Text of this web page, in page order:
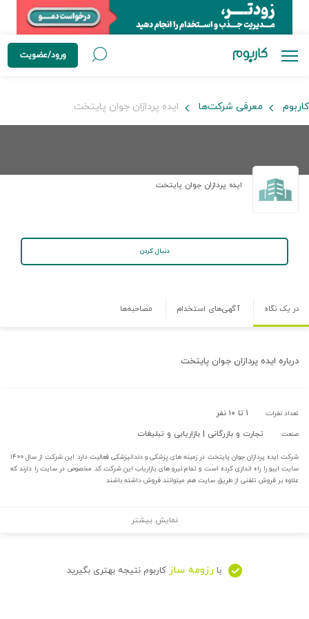
ورود/عضویت
کاربوم معرفی شرکت‌ها ایده پردازان جوان پایتخت
ایده پردازان جوان پایتخت
دنبال کردن
در یک نگاه آگهی‌های استخدام مصاحبه‌ها
درباره ایده پردازان جوان پایتخت
تعداد نفرات: ۱ تا ۱۰ نفر
صنعت: تجارت و بازرگانی | بازاریابی و تبلیغات
شرکت ایده پردازان جوان پایتخت در زمینه های پزشکی و دندانپزشکی فعالیت دارد این شرکت از سال ۱۴۰۰
سایت ایبو را راه اندازی کرده است و تمام نیرو های بازاریاب این شرکت کد مخصوص در سایت را دارند که
علاوه بر فروش تلفنی از طریق سایت هم میتوانند فروش داشته باشند
نمایش بیشتر
با رزومه ساز کاربوم نتیجه بهتری بگیرید